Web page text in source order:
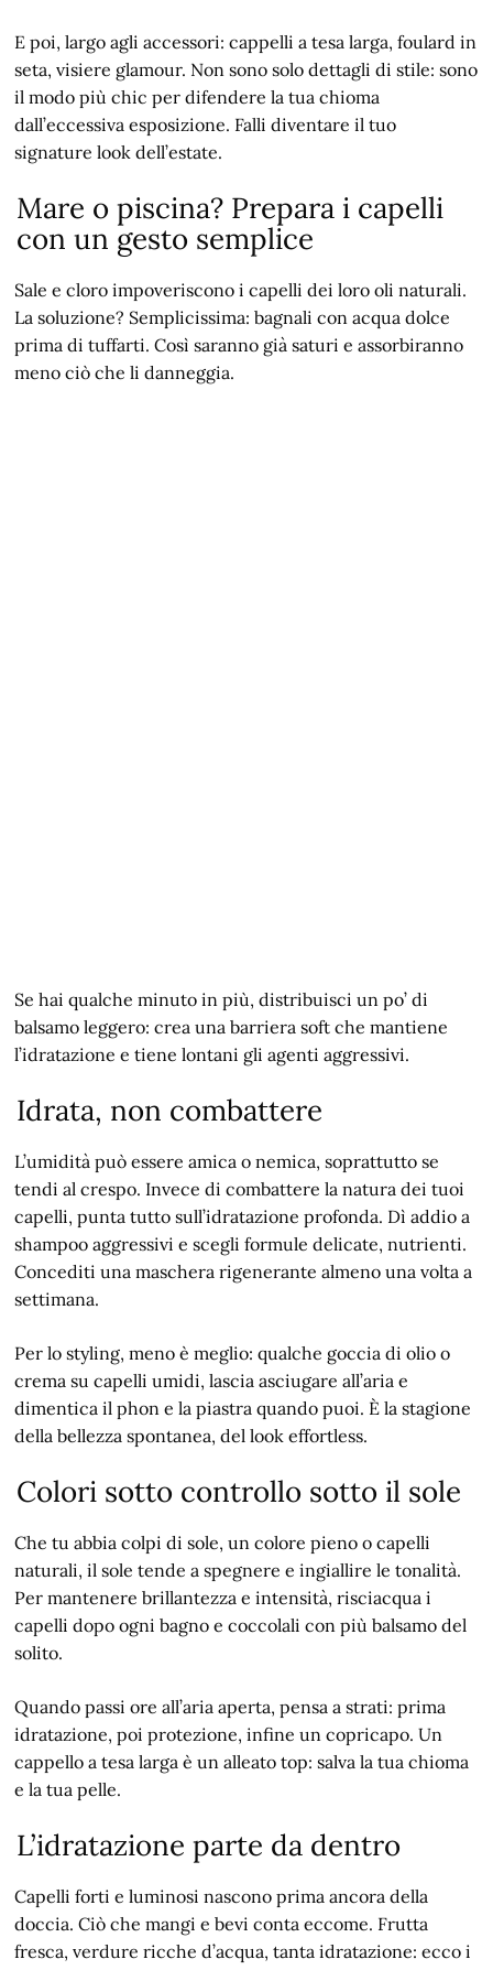
E poi, largo agli accessori: cappelli a tesa larga, foulard in
seta, visiere glamour. Non sono solo dettagli di stile: sono
il modo più chic per difendere la tua chioma
dall’eccessiva esposizione. Falli diventare il tuo
signature look dell’estate.
Mare o piscina? Prepara i capelli
con un gesto semplice
Sale e cloro impoveriscono i capelli dei loro oli naturali.
La soluzione? Semplicissima: bagnali con acqua dolce
prima di tuffarti. Così saranno già saturi e assorbiranno
meno ciò che li danneggia.
Se hai qualche minuto in più, distribuisci un po’ di
balsamo leggero: crea una barriera soft che mantiene
l’idratazione e tiene lontani gli agenti aggressivi.
Idrata, non combattere
L’umidità può essere amica o nemica, soprattutto se
tendi al crespo. Invece di combattere la natura dei tuoi
capelli, punta tutto sull’idratazione profonda. Dì addio a
shampoo aggressivi e scegli formule delicate, nutrienti.
Concediti una maschera rigenerante almeno una volta a
settimana.
Per lo styling, meno è meglio: qualche goccia di olio o
crema su capelli umidi, lascia asciugare all’aria e
dimentica il phon e la piastra quando puoi. È la stagione
della bellezza spontanea, del look effortless.
Colori sotto controllo sotto il sole
Che tu abbia colpi di sole, un colore pieno o capelli
naturali, il sole tende a spegnere e ingiallire le tonalità.
Per mantenere brillantezza e intensità, risciacqua i
capelli dopo ogni bagno e coccolali con più balsamo del
solito.
Quando passi ore all’aria aperta, pensa a strati: prima
idratazione, poi protezione, infine un copricapo. Un
cappello a tesa larga è un alleato top: salva la tua chioma
e la tua pelle.
L’idratazione parte da dentro
Capelli forti e luminosi nascono prima ancora della
doccia. Ciò che mangi e bevi conta eccome. Frutta
fresca, verdure ricche d’acqua, tanta idratazione: ecco i